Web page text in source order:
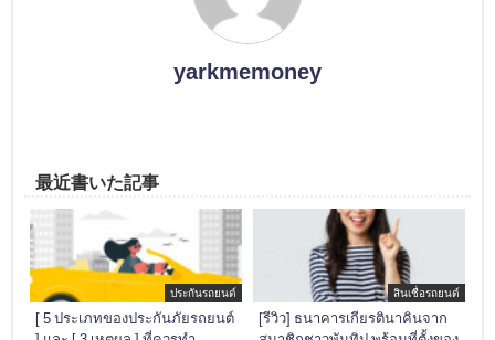
yarkmemoney
最近書いた記事
ประกันรถยนต์
[ 5 ประเภทของประกันภัยรถยนต์
สินเชื่อรถยนต์
[รีวิว] ธนาคารเกียรตินาคินจาก